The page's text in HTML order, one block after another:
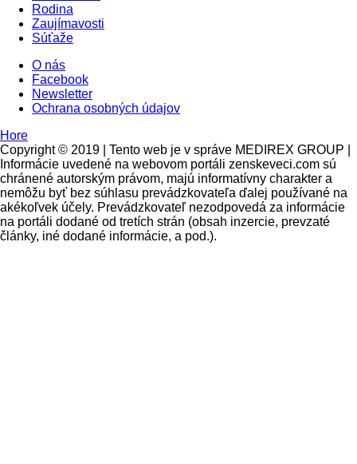
Rodina
Zaujímavosti
Súťaže
O nás
Facebook
Newsletter
Ochrana osobných údajov
Hore
Copyright © 2019 | Tento web je v správe MEDIREX GROUP |
Informácie uvedené na webovom portáli zenskeveci.com sú
chránené autorským právom, majú informatívny charakter a
nemôžu byť bez súhlasu prevádzkovateľa ďalej používané na
akékoľvek účely. Prevádzkovateľ nezodpovedá za informácie
na portáli dodané od tretích strán (obsah inzercie, prevzaté
články, iné dodané informácie, a pod.).